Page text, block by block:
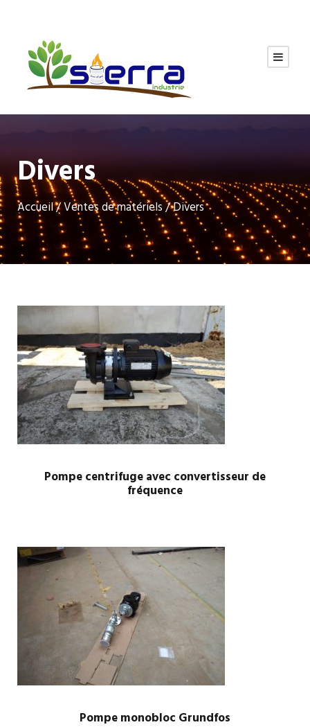
Divers
Accueil/Ventes de matériels/ Divers
Pompe centrifuge avec convertisseur de
fréquence
Pompe monobloc Grundfos